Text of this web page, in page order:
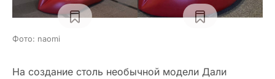
Фото: naomi
На создание столь необычной модели Дали